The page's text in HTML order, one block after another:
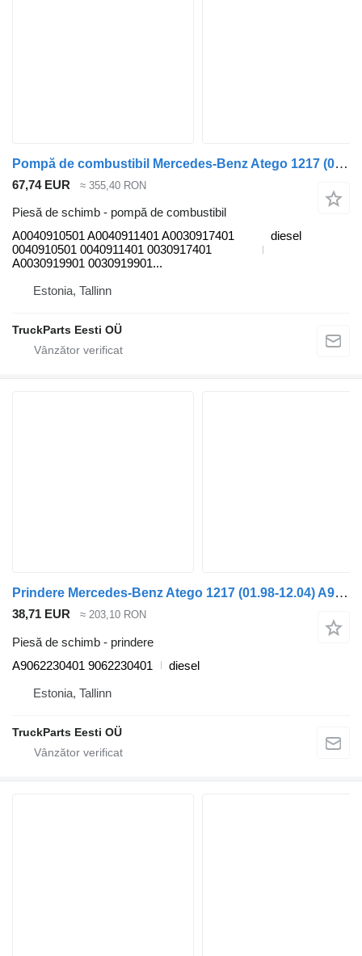
Pompă de combustibil Mercedes-Benz Atego 1217 (01.98-12.04) A0040910501 pentru cap tractor Mercedes-Benz Atego, Atego 2, Atego 3 (1996-)
67,74 EUR ≈ 355,40 RON
Piesă de schimb - pompă de combustibil
A0040910501 A0040911401 A0030917401
0040910501 0040911401 0030917401
A0030919901 0030919901...
diesel
Estonia, Tallinn
TruckParts Eesti OÜ
Prindere Mercedes-Benz Atego 1217 (01.98-12.04) A9062230401 pentru cap tractor Mercedes-Benz Atego, Atego 2, Atego 3 (1996-)
38,71 EUR ≈ 203,10 RON
Piesă de schimb - prindere
A9062230401 9062230401
diesel
Estonia, Tallinn
TruckParts Eesti OÜ